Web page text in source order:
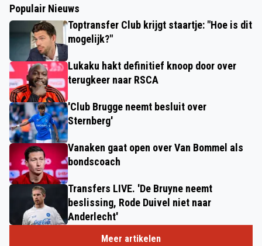
Populair Nieuws
Toptransfer Club krijgt staartje: "Hoe is dit
mogelijk?"
Lukaku hakt definitief knoop door over
terugkeer naar RSCA
'Club Brugge neemt besluit over
Sternberg'
Vanaken gaat open over Van Bommel als
bondscoach
Transfers LIVE. 'De Bruyne neemt
beslissing, Rode Duivel niet naar
Anderlecht'
Meer artikelen